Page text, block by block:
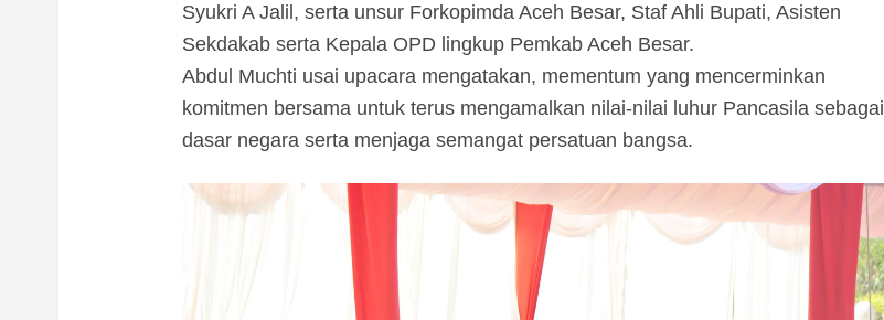
Syukri A Jalil, serta unsur Forkopimda Aceh Besar, Staf Ahli Bupati, Asisten
Sekdakab serta Kepala OPD lingkup Pemkab Aceh Besar.
Abdul Muchti usai upacara mengatakan, mementum yang mencerminkan
komitmen bersama untuk terus mengamalkan nilai-nilai luhur Pancasila sebagai
dasar negara serta menjaga semangat persatuan bangsa.